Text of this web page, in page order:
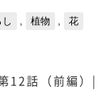
植物 花
12話（前編）|